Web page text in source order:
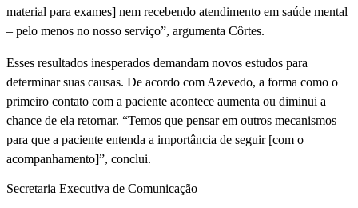
material para exames] nem recebendo atendimento em saúde mental
– pelo menos no nosso serviço”, argumenta Côrtes.
Esses resultados inesperados demandam novos estudos para
determinar suas causas. De acordo com Azevedo, a forma como o
primeiro contato com a paciente acontece aumenta ou diminui a
chance de ela retornar. “Temos que pensar em outros mecanismos
para que a paciente entenda a importância de seguir [com o
acompanhamento]”, conclui.
Secretaria Executiva de Comunicação